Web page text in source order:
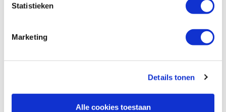
Statistieken
Marketing
Details tonen
Alle cookies toestaan